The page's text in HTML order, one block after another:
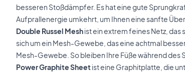
besseren Stoßdämpfer. Es hat eine gute
Aufprallenergie umkehrt, um Ihnen eine sanfte
Double Russel Meshist ein extrem feines Netz, das
sich um ein Mesh-Gewebe, das eine achtmal
Mesh-Gewebe. So bleiben Ihre Füße während des
Power Graphite Sheetist eine Graphitplatte, die